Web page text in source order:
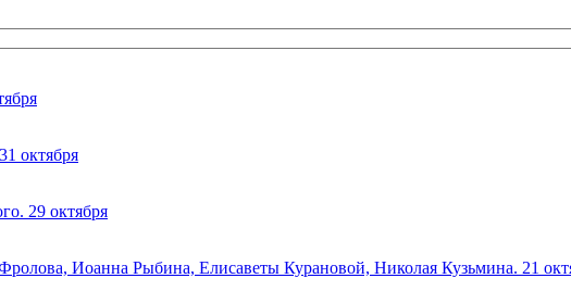
октября
29 октября
Иоанна Рыбина, Елисаветы Курановой, Николая Кузьмина. 21